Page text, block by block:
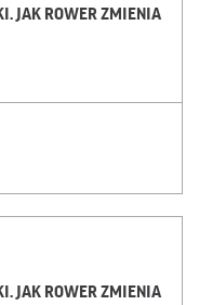
JAK ROWER ZMIENIA
JAK ROWER ZMIENIA